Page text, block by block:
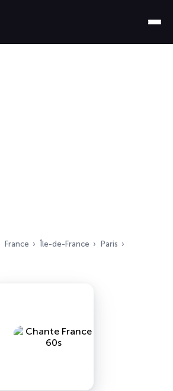
France Île-de-France
Paris